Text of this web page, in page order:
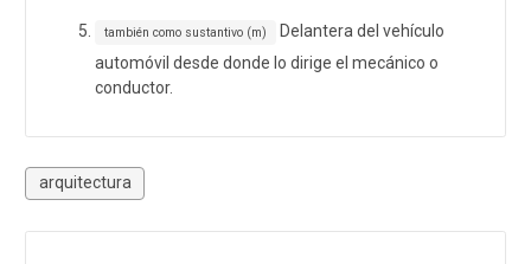
también como sustantivo (m)
Delantera del vehículo
automóvil desde donde lo dirige el mecánico o
conductor.
arquitectura